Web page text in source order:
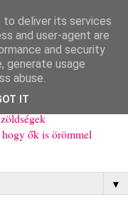
ételeket
a papírfecniket folyton
régen, csak ez nem
hogy ők is örömmel
▼
to deliver its services
and user-agent are
and security
generate usage
abuse.
IT